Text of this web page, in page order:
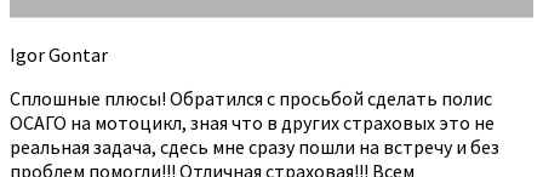
Igor Gontar
Сплошные плюсы! Обратился с просьбой сделать полис
ОСАГО на мотоцикл, зная что в других страховых это не
реальная задача, сдесь мне сразу пошли на встречу и без
проблем помогли!!! Отличная страховая!!! Всем